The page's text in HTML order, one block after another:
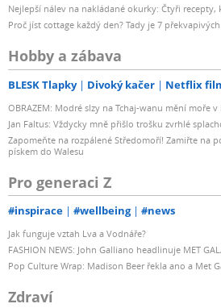
Nejlepší nálev na nakládané okurky: Čtyři recepty,
Proč jíst cottage každý den? Tady je 7
Hobby a zábava
BLESK Tlapky Divoký kačer Netflix
OBRAZEM: Modré slzy na Tchaj-wanu mění moře
Jan Faltus: Vždycky mně přišlo trošku zvrhlé
Zapomeňte na rozpálené Středomoří! Zamiřte na
pískem do Walesu
Pro generaci Z
#inspirace #wellbeing #news
Jak funguje vztah Lva a Vodnáře?
FASHION NEWS: John Galliano headlinuje MET
Pop Culture Wrap: Madison Beer řekla ano a Met
Zdraví